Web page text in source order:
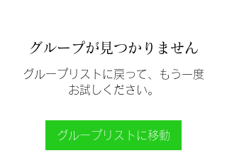
グループが見つかりません
グループリストに戻って、もう一度
お試しください。
グループリストに移動